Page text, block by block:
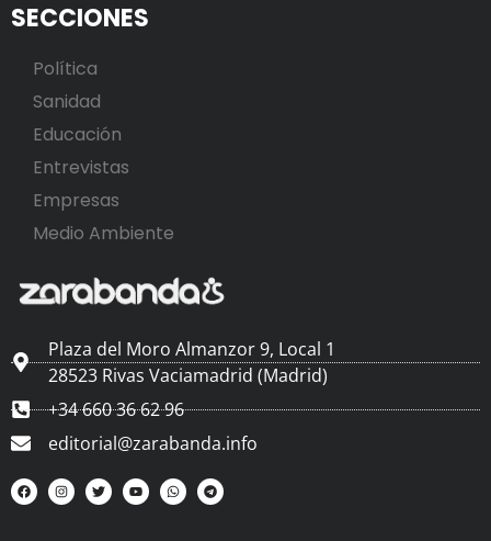
SECCIONES
Política
Sanidad
Educación
Entrevistas
Empresas
Medio Ambiente
Plaza del Moro Almanzor 9, Local 1
28523 Rivas Vaciamadrid (Madrid)
+34 660 36 62 96
editorial@zarabanda.info